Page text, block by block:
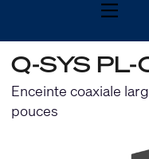
MENU
QSYS.com (English)
India (English)
Español
Français
Q-SYS PL-
Enceinte coaxiale
pouces